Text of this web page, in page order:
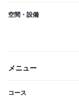
空間・設備
メニュー
コース